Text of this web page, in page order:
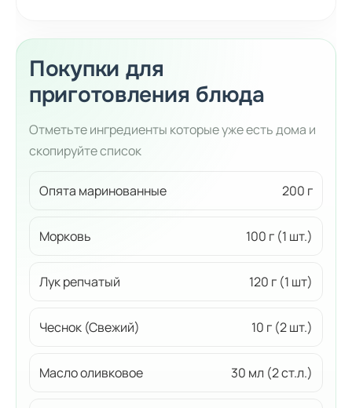
Покупки для
приготовления блюда
Отметьте ингредиенты которые уже есть дома и
скопируйте список
Опята маринованные 200 г
Морковь 100 г (1 шт.)
Лук репчатый 120 г (1 шт)
Чеснок (Свежий) 10 г (2 шт.)
Масло оливковое 30 мл (2 ст.л.)